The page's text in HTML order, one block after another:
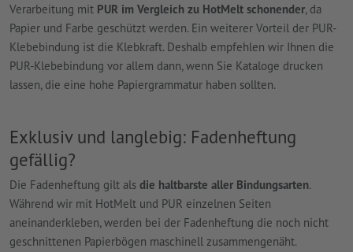
Verarbeitung mit PUR im Vergleich zu HotMelt schonender, da
Papier und Farbe geschützt werden. Ein weiterer Vorteil der PUR-
Klebebindung ist die Klebkraft. Deshalb empfehlen wir Ihnen die
PUR-Klebebindung vor allem dann, wenn Sie Kataloge drucken
lassen, die eine hohe Papiergrammatur haben sollten.
Exklusiv und langlebig: Fadenheftung
gefällig?
Die Fadenheftung gilt als die haltbarste aller Bindungsarten.
Während wir mit HotMelt und PUR einzelnen Seiten
aneinanderkleben, werden bei der Fadenheftung die noch nicht
geschnittenen Papierbögen maschinell zusammengenäht.